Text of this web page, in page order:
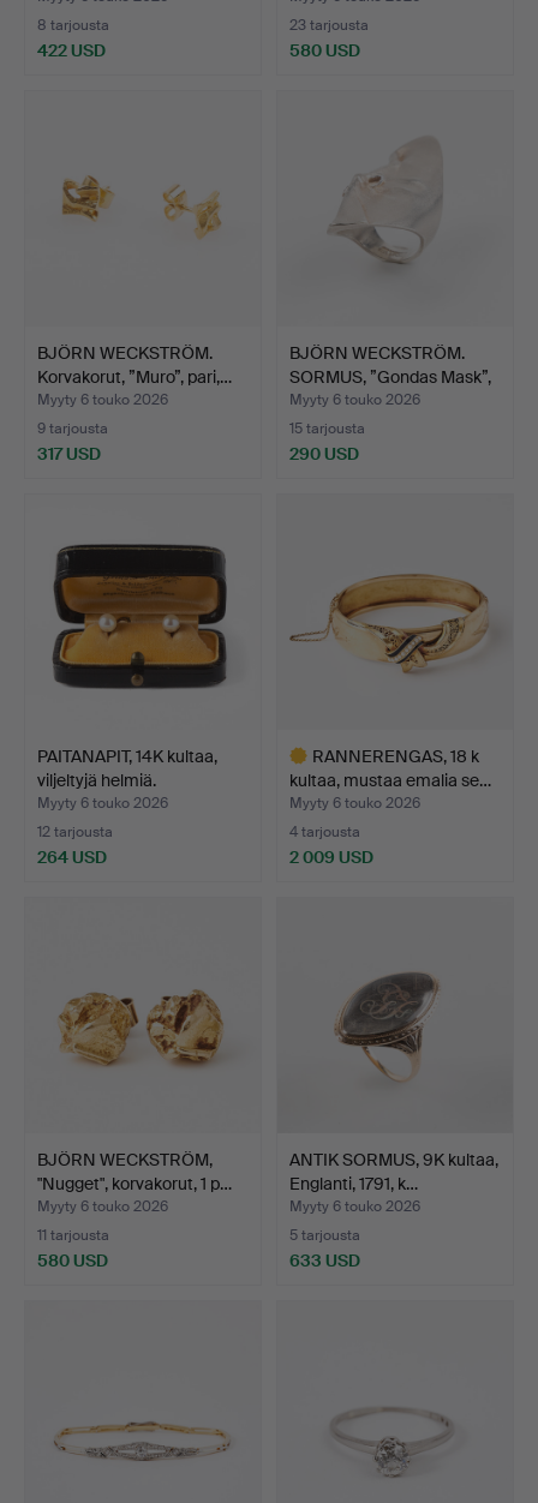
8 tarjousta
422 USD
23 tarjousta
580 USD
BJÖRN WECKSTRÖM.
Korvakorut, ”Muro”, pari,…
Myyty 6 touko 2026
9 tarjousta
317 USD
BJÖRN WECKSTRÖM.
SORMUS, ”Gondas Mask”,
st…
Myyty 6 touko 2026
15 tarjousta
290 USD
PAITANAPIT, 14K kultaa,
viljeltyjä helmiä.
Myyty 6 touko 2026
12 tarjousta
264 USD
RANNERENGAS, 18 k
kultaa, mustaa emalia se…
Myyty 6 touko 2026
4 tarjousta
2 009 USD
BJÖRN WECKSTRÖM,
"Nugget", korvakorut, 1 p…
Myyty 6 touko 2026
11 tarjousta
580 USD
ANTIK SORMUS, 9K kultaa,
Englanti, 1791, k…
Myyty 6 touko 2026
5 tarjousta
633 USD